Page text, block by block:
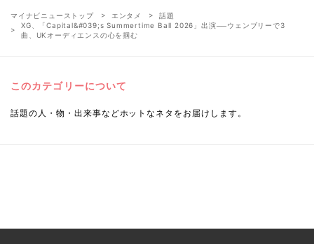
マイナビニューストップ エンタメ
話題
XG、「Capital&#039;s Summertime Ball 2026」出演──ウェンブリーで3
曲、UKオーディエンスの心を掴む
このカテゴリーについて
話題の人・物・出来事などホットなネタをお届けします。